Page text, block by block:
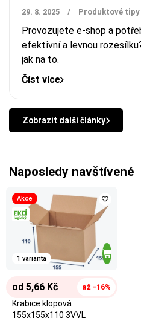
29. 8. 2025 / Produktové tipy
Provozujete e-shop a
efektivní a levnou
jak na to.
Číst více
Zobrazit další články
Naposledy navštívené
Akce
1 varianta
od 5,66 Kč až -16%
Krabice klopová
155x155x110 3VVL